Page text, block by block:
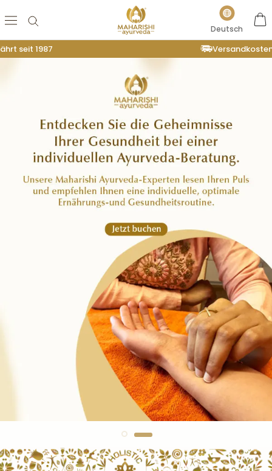
zum
Sprache
Deutsch
seit 1987